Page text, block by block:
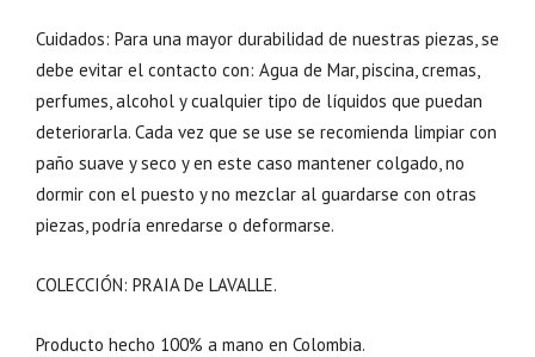
Cuidados: Para una mayor durabilidad de nuestras piezas, se
debe evitar el contacto con: Agua de Mar, piscina, cremas,
perfumes, alcohol y cualquier tipo de líquidos que puedan
deteriorarla. Cada vez que se use se recomienda limpiar con
paño suave y seco y en este caso mantener colgado, no
dormir con el puesto y no mezclar al guardarse con otras
piezas, podría enredarse o deformarse.
COLECCIÓN: PRAIA De LAVALLE.
Producto hecho 100% a mano en Colombia.